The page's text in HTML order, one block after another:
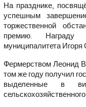
На празднике,
успешным
торжественной
премию. Награду
муниципалитета
Фермерством Леонид
том же году получил
выделенные в